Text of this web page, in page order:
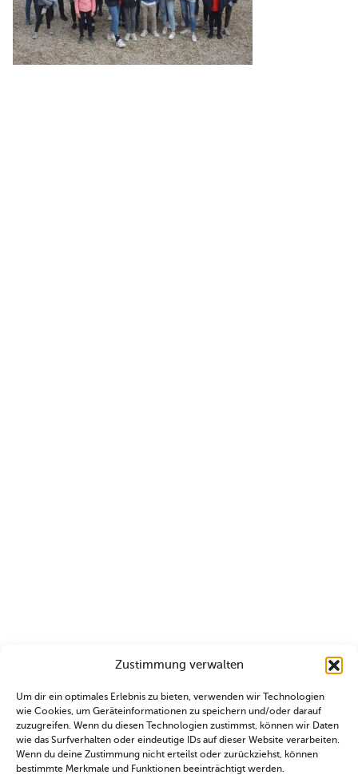
Zustimmung verwalten
Um dir ein optimales Erlebnis zu bieten, verwenden wir Technologien
wie Cookies, um Geräteinformationen zu speichern und/oder darauf
zuzugreifen. Wenn du diesen Technologien zustimmst, können wir Daten
wie das Surfverhalten oder eindeutige IDs auf dieser Website verarbeiten.
Wenn du deine Zustimmung nicht erteilst oder zurückziehst, können
bestimmte Merkmale und Funktionen beeinträchtigt werden.